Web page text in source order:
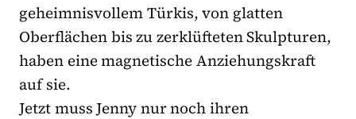
geheimnisvollem Türkis, von glatten
Oberflächen bis zu zerklüfteten Skulpturen,
haben eine magnetische Anziehungskraft
auf sie.
Jetzt muss Jenny nur noch ihren